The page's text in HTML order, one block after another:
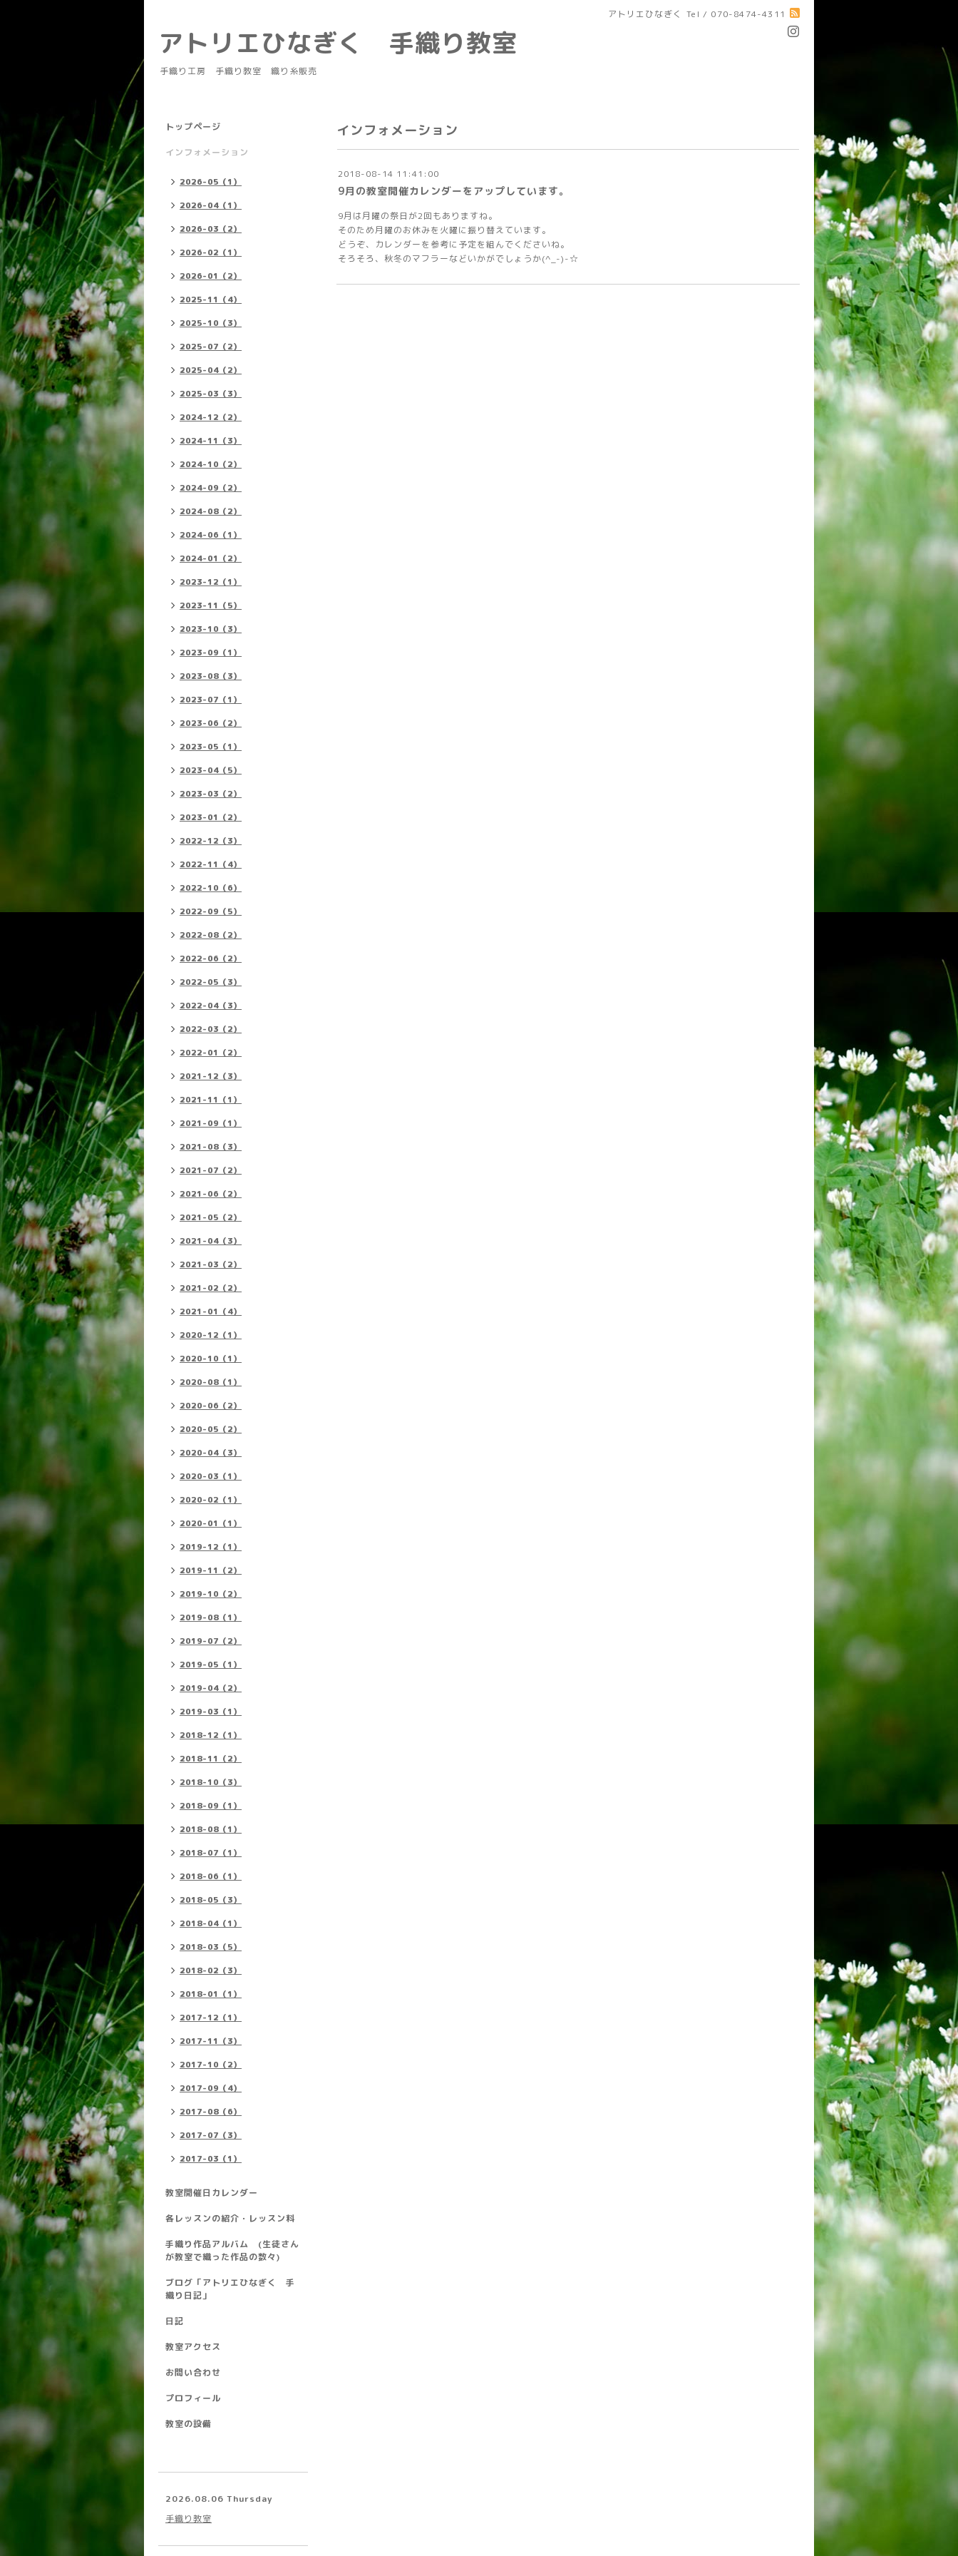
アトリエひなぎく Tel / 070-8474-4311
アトリエひなぎく 手織り教室
手織り工房 手織り教室 織り糸販売
インフォメーション
2018-08-14 11:41:00
9月の教室開催カレンダーをアップしています。
9月は月曜の祭日が2回もありますね。
そのため月曜のお休みを火曜に振り替えています。
どうぞ、カレンダーを参考に予定を組んでくださいね。
そろそろ、秋冬のマフラーなどいかがでしょうか(^_-)-☆
トップページ
インフォメーション
2026-05（1）
2026-04（1）
2026-03（2）
2026-02（1）
2026-01（2）
2025-11（4）
2025-10（3）
2025-07（2）
2025-04（2）
2025-03（3）
2024-12（2）
2024-11（3）
2024-10（2）
2024-09（2）
2024-08（2）
2024-06（1）
2024-01（2）
2023-12（1）
2023-11（5）
2023-10（3）
2023-09（1）
2023-08（3）
2023-07（1）
2023-06（2）
2023-05（1）
2023-04（5）
2023-03（2）
2023-01（2）
2022-12（3）
2022-11（4）
2022-10（6）
2022-09（5）
2022-08（2）
2022-06（2）
2022-05（3）
2022-04（3）
2022-03（2）
2022-01（2）
2021-12（3）
2021-11（1）
2021-09（1）
2021-08（3）
2021-07（2）
2021-06（2）
2021-05（2）
2021-04（3）
2021-03（2）
2021-02（2）
2021-01（4）
2020-12（1）
2020-10（1）
2020-08（1）
2020-06（2）
2020-05（2）
2020-04（3）
2020-03（1）
2020-02（1）
2020-01（1）
2019-12（1）
2019-11（2）
2019-10（2）
2019-08（1）
2019-07（2）
2019-05（1）
2019-04（2）
2019-03（1）
2018-12（1）
2018-11（2）
2018-10（3）
2018-09（1）
2018-08（1）
2018-07（1）
2018-06（1）
2018-05（3）
2018-04（1）
2018-03（5）
2018-02（3）
2018-01（1）
2017-12（1）
2017-11（3）
2017-10（2）
2017-09（4）
2017-08（6）
2017-07（3）
2017-03（1）
教室開催日カレンダー
各レッスンの紹介・レッスン料
手織り作品アルバム (生徒さん
が教室で織った作品の数々)
ブログ「アトリエひなぎく 手
織り日記」
日記
教室アクセス
お問い合わせ
プロフィール
教室の設備
2026.08.06 Thursday
手織り教室